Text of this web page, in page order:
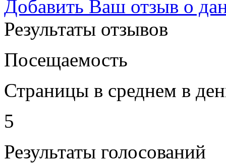
Добавить Ваш отзыв о
Результаты отзывов
Посещаемость
Страницы в среднем в
5
Результаты голосований